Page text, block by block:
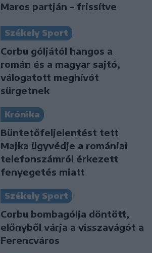
Maros partján – frissítve
Székely Sport
Corbu góljától hangos a
román és a magyar sajtó,
válogatott meghívót
sürgetnek
Krónika
Büntetőfeljelentést tett
Majka ügyvédje a romániai
telefonszámról érkezett
fenyegetés miatt
Székely Sport
Corbu bombagólja döntött,
előnyből várja a visszavágót a
Ferencváros